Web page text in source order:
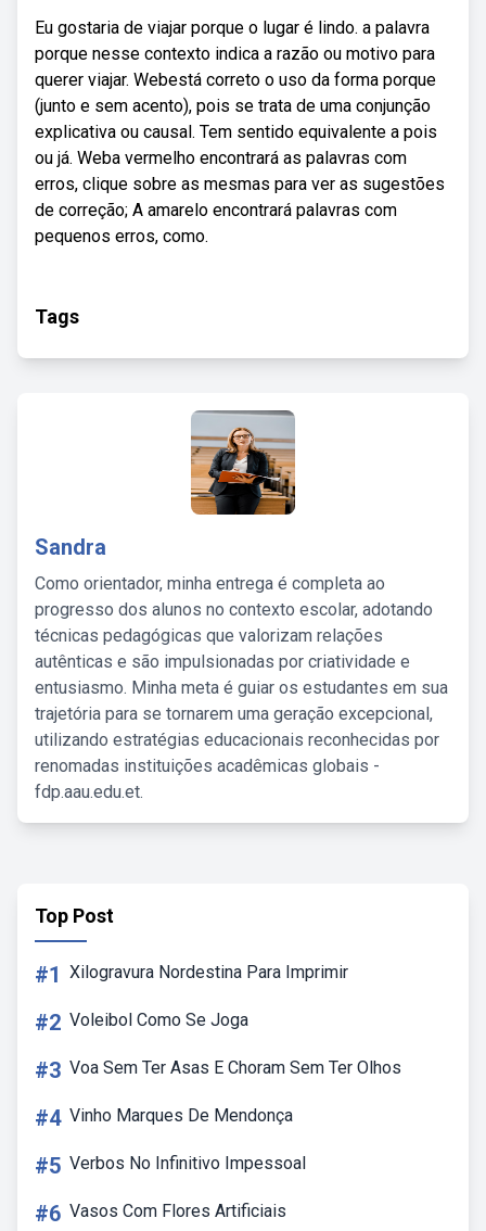
Eu gostaria de viajar porque o lugar é lindo. a palavra
porque nesse contexto indica a razão ou motivo para
querer viajar. Webestá correto o uso da forma porque
(junto e sem acento), pois se trata de uma conjunção
explicativa ou causal. Tem sentido equivalente a pois
ou já. Weba vermelho encontrará as palavras com
erros, clique sobre as mesmas para ver as sugestões
de correção; A amarelo encontrará palavras com
pequenos erros, como.
Tags
Sandra
Como orientador, minha entrega é completa ao
progresso dos alunos no contexto escolar, adotando
técnicas pedagógicas que valorizam relações
autênticas e são impulsionadas por criatividade e
entusiasmo. Minha meta é guiar os estudantes em sua
trajetória para se tornarem uma geração excepcional,
utilizando estratégias educacionais reconhecidas por
renomadas instituições acadêmicas globais -
fdp.aau.edu.et.
Top Post
#1 Xilogravura Nordestina Para Imprimir
#2 Voleibol Como Se Joga
#3 Voa Sem Ter Asas E Choram Sem Ter Olhos
#4 Vinho Marques De Mendonça
#5 Verbos No Infinitivo Impessoal
#6 Vasos Com Flores Artificiais